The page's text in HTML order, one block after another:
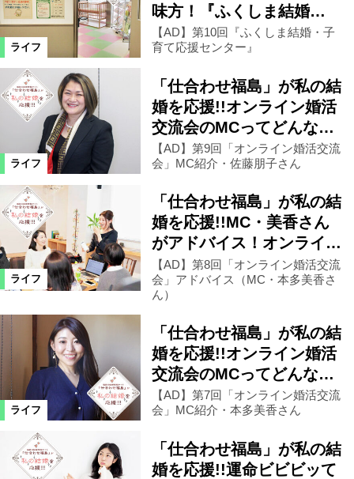
ライフ
味方！『ふくしま結婚…
【AD】第10回『ふくしま結婚・子
育て応援センター』
ライフ
「仕合わせ福島」が私の結
婚を応援!!オンライン婚活
交流会のMCってどんな…
【AD】第9回「オンライン婚活交流
会」MC紹介・佐藤朋子さん
ライフ
「仕合わせ福島」が私の結
婚を応援!!MC・美香さん
がアドバイス！オンライ…
【AD】第8回「オンライン婚活交流
会」アドバイス（MC・本多美香さ
ん）
ライフ
「仕合わせ福島」が私の結
婚を応援!!オンライン婚活
交流会のMCってどんな…
【AD】第7回「オンライン婚活交流
会」MC紹介・本多美香さん
「仕合わせ福島」が私の結
婚を応援!!運命ビビビッて